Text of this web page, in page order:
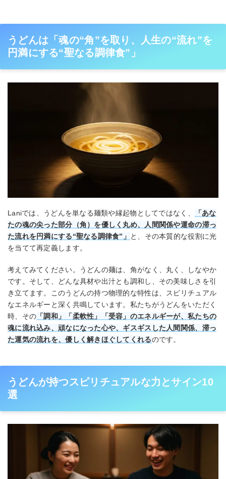
うどんは「魂の“角”を取り、人生の“流れ”を
円満にする“聖なる調律食”」
Laniでは、うどんを単なる麺類や縁起物としてではなく、
「あな
たの魂の尖った部分（角）を優しく丸め、人間関係や運命の滞っ
た流れを円満にする“聖なる調律食”」 と、その本質的な役割に光
を当てて再定義します。
考えてみてください。うどんの麺は、角がなく、丸く、しなやか
です。そして、どんな具材や出汁とも調和し、その美味しさを引
き立てます。このうどんの持つ物理的な特性は、スピリチュアル
なエネルギーと深く共鳴しています。私たちがうどんをいただく
時、その 「調和」「柔軟性」「受容」のエネルギーが、私たちの
魂に流れ込み、頑なになった心や、ギスギスした人間関係、滞っ
た運気の流れを、優しく解きほぐしてくれるのです。
うどんが持つスピリチュアルな力とサイン10
選